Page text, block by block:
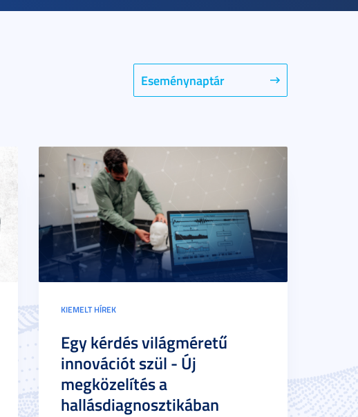
Eseménynaptár
KIEMELT HÍREK
Egy kérdés világméretű
innovációt szül - Új
megközelítés a
hallásdiagnosztikában